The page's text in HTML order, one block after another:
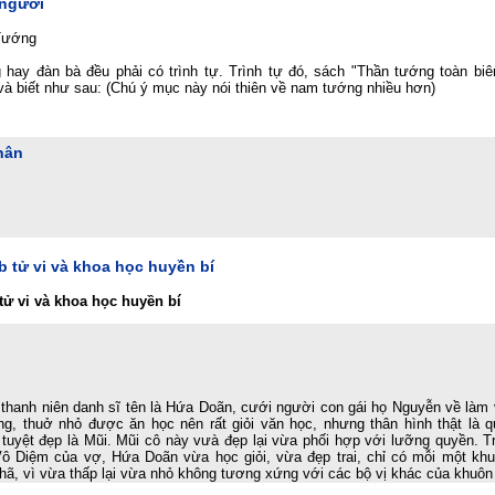
hay đàn bà đều phải có trình tự. Trình tự đó, sách "Thần tướng toàn
biết như sau: (Chú ý mục này nói thiên về nam tướng nhiều hơn)
tử vi và khoa học huyền bí
vi và khoa học huyền bí
niên danh sĩ tên là Hứa Doãn, cưới người con gái họ Nguyễn về làm
thuở nhỏ được ăn học nên rất giỏi văn học, nhưng thân hình thật là
đẹp là Mũi. Mũi cô này vưà đẹp lại vừa phối hợp với lưỡng quyền.
Diệm của vợ, Hứa Doãn vừa học giỏi, vừa đẹp trai, chỉ có mỗi một
vì vừa thấp lại vừa nhỏ không tương xứng với các bộ vị khác của